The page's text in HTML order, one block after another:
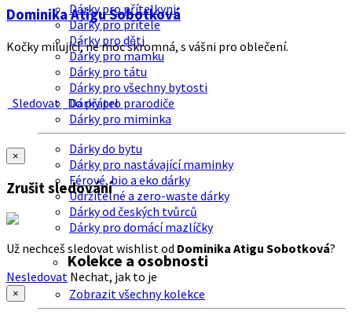
Dárky pro přítelkyni
Dárky pro přítele
Dárky pro děti
Dárky pro mamku
Dárky pro tátu
Dárky pro všechny bytosti
Dárky pro prarodiče
Dárky pro miminka
Dárky do bytu
Dárky pro nastávající maminky
Férové, bio a eko dárky
Udržitelné a zero-waste dárky
Dárky od českých tvůrců
Dárky pro domácí mazlíčky
Kolekce a osobnosti
Zobrazit všechny kolekce
Dominika Atigu Sobotková
Kočky milující, ne moc skromná, s vášni pro oblečení.
Sledovat Do přátel
×
Zrušit sledování
Už nechceš sledovat wishlist od Dominika Atigu Sobotková?
Nesledovat Nechat, jak to je
×